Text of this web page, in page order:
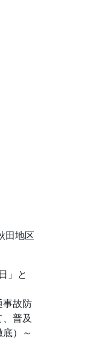
田地区
」と
事故防
普及
）～